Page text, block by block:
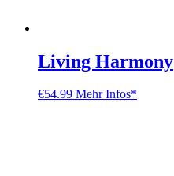
Living Harmony
€54.99 Mehr Infos*